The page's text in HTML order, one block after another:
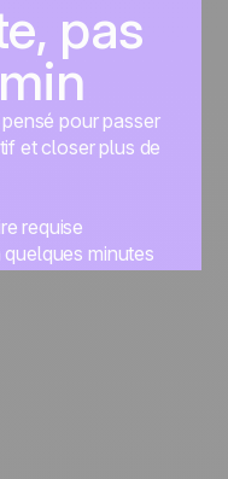
pas
pour passer
et closer plus de
requise
minutes